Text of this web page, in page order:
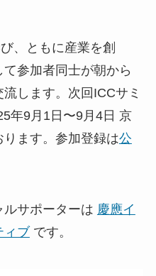
、ともに産業を創
参加者同士が朝から
します。次回ICCサミ
年9月1日〜9月4日 京
ます。参加登録は公
サポーターは 慶應イ
ィブです。